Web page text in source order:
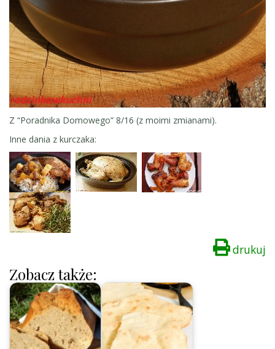
Z “Poradnika Domowego” 8/16 (z moimi zmianami).
Inne dania z kurczaka:
drukuj
Zobacz także: